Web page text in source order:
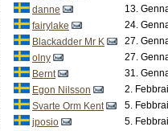
danne
13.
fairylake
24.
Blackadder Mr K
27.
olny
27.
Bernt
31.
Egon Nilsson
2.
Svarte Orm Kent
5.
jposio
5.